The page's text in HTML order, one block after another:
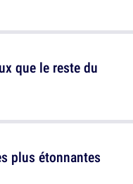
plus étonnantes
que le reste du